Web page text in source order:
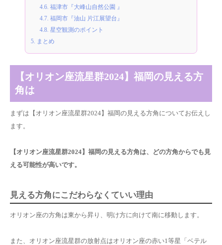
4.6. 福津市『大峰山自然公園 』
4.7. 福岡市『油山 片江展望台』
4.8. 星空観測のポイント
5. まとめ
【オリオン座流星群2024】福岡の見える方
角は
まずは【オリオン座流星群2024】福岡の見える方角についてお伝えし
ます。
【オリオン座流星群2024】福岡の見える方角は、 どの方角からでも 見
え る可能性が高いです。
見える方角にこだわらなくていい理由
オリオン座の方角は東から昇り、 明け方に向けて南に移動 します。
また、オリオン座流星群の放射点はオリオン座の赤い1等星「ベテル